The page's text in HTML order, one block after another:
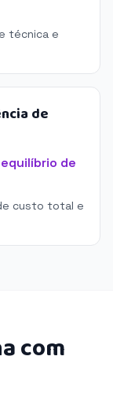
técnica e
de
de
custo total e
com